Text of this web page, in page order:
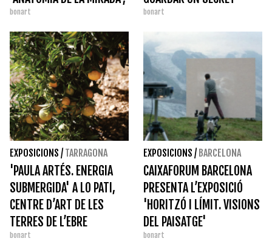
DE PATRICIO REIG
bonart bonart
EXPOSICIONS / TARRAGONA
'PAULA ARTÉS. ENERGIA
SUBMERGIDA' A LO PATI,
CENTRE D’ART DE LES
TERRES DE L’EBRE
bonart
EXPOSICIONS / BARCELONA
CAIXAFORUM BARCELONA
PRESENTA L’EXPOSICIÓ
'HORITZÓ I LÍMIT. VISIONS
DEL PAISATGE'
bonart